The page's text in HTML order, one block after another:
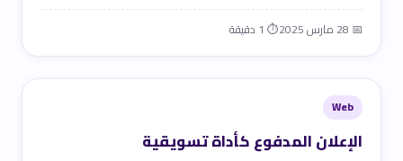
📅 28 مارس 2025 ⏱ 1 دقيقة
Web
الإعلان المدفوع كأداة تسويقية